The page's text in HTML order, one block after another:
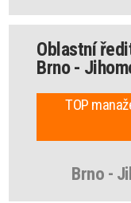
Oblastní
Brno -
TOP
Brno -